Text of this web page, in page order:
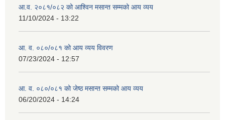
आ.व. २०८१/०८२ को आश्विन मसान्त सम्मको आय व्यय
11/10/2024 - 13:22
आ. व. ०८०/०८१ को आय व्यय विवरण
07/23/2024 - 12:57
आ. व. ०८०/०८१ को जेष्ठ मसान्त सम्मको आय व्यय
06/20/2024 - 14:24